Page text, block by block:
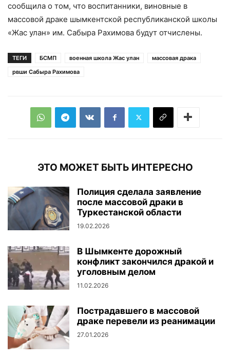
сообщила о том, что воспитанники, виновные в
массовой драке шымкентской республиканской школы
«Жас улан» им. Сабыра Рахимова будут отчислены.
ТЕГИ БСМП военная школа Жас улан
массовая драка
рвши Сабыра Рахимова
ЭТО МОЖЕТ БЫТЬ ИНТЕРЕСНО
Полиция сделала заявление
после массовой драки в
Туркестанской области
19.02.2026
В Шымкенте дорожный
конфликт закончился дракой и
уголовным делом
11.02.2026
Пострадавшего в массовой
драке перевели из реанимации
27.01.2026